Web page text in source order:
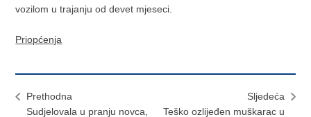
vozilom u trajanju od devet mjeseci.
Priopćenja
Prethodna
Sudjelovala u pranju novca,
Sljedeća
Teško ozlijeđen muškarac u